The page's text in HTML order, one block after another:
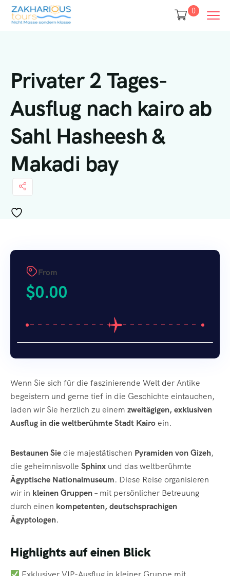
0
Privater 2 Tages-
Ausflug nach kairo ab
Sahl Hasheesh &
Makadi bay
Wenn Sie sich für die faszinierende Welt der Antike
begeistern und gerne tief in die Geschichte eintauchen,
laden wir Sie herzlich zu einem zweitägigen, exklusiven
Ausflug in die weltberühmte Stadt Kairoein.
Bestaunen Sie die majestätischen Pyramiden von Gizeh,
die geheimnisvolle Sphinx und das weltberühmte
Ägyptische Nationalmuseum. Diese Reise organisieren
wir in kleinen Gruppen– mit persönlicher Betreuung
durch einen kompetenten, deutschsprachigen
Ägyptologen.
Highlights auf einen Blick
From
$0.00